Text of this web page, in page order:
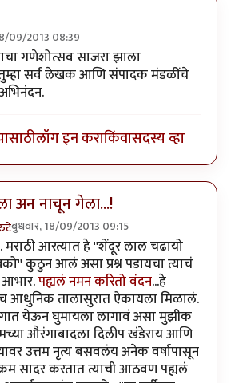
09/2013 08:39
गणेशोत्सव साजरा झाला
सर्व लेखक आणि संपादक मंडळींचे
लॉग इन कराकिंवासदस्य व्हा
अन नाचून गेला...!
बुधवार, 18/09/2013 09:15
आरत्यात हे ''शेंदूर लाल चढायो
कुठुन आलं असा प्रश्न पडायचा त्याचं
आभार.पह्यलं नमन करितो वंदन...हे
आधुनिक तालासुरात ऐकायला मिळालं.
येऊन घुमायला लागावं असा मुझीक
औरंगाबादला दिलीप खंडेराय आणि
उत्तम नृत्य बसवलंय अनेक वर्षापासून
सादर करतात त्याची आठवण पह्यलं